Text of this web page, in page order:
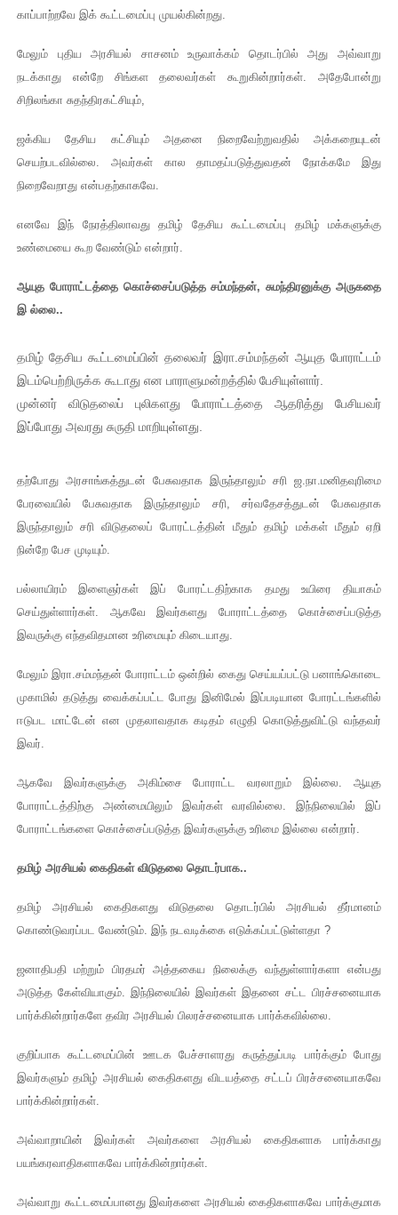
காப்பாற்றவே இக் கூட்டமைப்பு முயல்கின்றது.
மேலும் புதிய அரசியல் சாசனம் உருவாக்கம் தொடர்பில் அது அவ்வாறு
நடக்காது என்றே சிங்கள தலைவர்கள் கூறுகின்றார்கள். அதேபோன்று
சிறிலங்கா சுதந்திரகட்சியும்,
ஜக்கிய தேசிய கட்சியும் அதனை நிறைவேற்றுவதில் அக்கறையுடன்
செயற்படவில்லை. அவர்கள் கால தாமதப்படுத்துவதன் நோக்கமே இது
நிறைவேறாது என்பதற்காகவே.
எனவே இந் நேரத்திலாவது தமிழ் தேசிய கூட்டமைப்பு தமிழ் மக்களுக்கு
உண்மையை கூற வேண்டும் என்றார்.
ஆயுத போராட்டத்தை கொச்சைப்படுத்த சம்மந்தன், சுமந்திரனுக்கு அருகதை
இ ல்லை..
தமிழ் தேசிய கூட்டமைப்பின் தலைவர் இரா.சம்மந்தன் ஆயுத போராட்டம்
இடம்பெற்றிருக்க கூடாது என பாராளுமன்றத்தில் பேசியுள்ளார்.
முன்னர் விடுதலைப் புலிகளது போராட்டத்தை ஆதரித்து பேசியவர்
இப்போது அவரது சுருதி மாறியுள்ளது.
தற்போது அரசாங்கத்துடன் பேசுவதாக இருந்தாலும் சரி ஜ.நா.மனிதவுரிமை
பேரவையில் பேசுவதாக இருந்தாலும் சரி, சர்வதேசத்துடன் பேசுவதாக
இருந்தாலும் சரி விடுதலைப் போரட்டத்தின் மீதும் தமிழ் மக்கள் மீதும் ஏறி
நின்றே பேச முடியும்.
பல்லாயிரம் இளைஞர்கள் இப் போரட்டதிற்காக தமது உயிரை தியாகம்
செய்துள்ளார்கள். ஆகவே இவர்களது போராட்டத்தை கொச்சைப்படுத்த
இவருக்கு எந்தவிதமான உரிமையும் கிடையாது.
மேலும் இரா.சம்மந்தன் போராட்டம் ஒன்றில் கைது செய்யப்பட்டு பனாங்கொடை
முகாமில் தடுத்து வைக்கப்பட்ட போது இனிமேல் இப்படியான போரட்டங்களில்
ஈடுபட மாட்டேன் என முதலாவதாக கடிதம் எழுதி கொடுத்துவிட்டு வந்தவர்
இவர்.
ஆகவே இவர்களுக்கு அகிம்சை போராட்ட வரலாறும் இல்லை. ஆயுத
போராட்டத்திற்கு அண்மையிலும் இவர்கள் வரவில்லை. இந்நிலையில் இப்
போராட்டங்களை கொச்சைப்படுத்த இவர்களுக்கு உரிமை இல்லை என்றார்.
தமிழ் அரசியல் கைதிகள் விடுதலை தொடர்பாக..
தமிழ் அரசியல் கைதிகளது விடுதலை தொடர்பில் அரசியல் தீர்மானம்
கொண்டுவரப்பட வேண்டும். இந் நடவடிக்கை எடுக்கப்பட்டுள்ளதா ?
ஜனாதிபதி மற்றும் பிரதமர் அத்தகைய நிலைக்கு வந்துள்ளார்களா என்பது
அடுத்த கேள்வியாகும். இந்நிலையில் இவர்கள் இதனை சட்ட பிரச்சனையாக
பார்க்கின்றார்களே தவிர அரசியல் பிலரச்சனையாக பார்க்கவில்லை.
குறிப்பாக கூட்டமைப்பின் ஊடக பேச்சாளரது கருத்துப்படி பார்க்கும் போது
இவர்களும் தமிழ் அரசியல் கைதிகளது விடயத்தை சட்டப் பிரச்சனையாகவே
பார்க்கின்றார்கள்.
அவ்வாறாயின் இவர்கள் அவர்களை அரசியல் கைதிகளாக பார்க்காது
பயங்கரவாதிகளாகவே பார்க்கின்றார்கள்.
அவ்வாறு கூட்டமைப்பானது இவர்களை அரசியல் கைதிகளாகவே பார்க்குமாக